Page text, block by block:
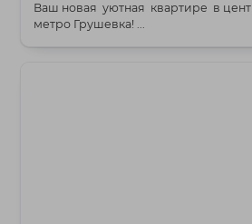
Ваш новая уютная квартире в
метро Грушевка! ...